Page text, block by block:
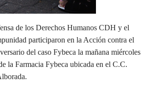
de los Derechos Humanos CDH y el
participaron en la Acción contra el
del caso Fybeca la mañana miércoles
la Farmacia Fybeca ubicada en el C.C.